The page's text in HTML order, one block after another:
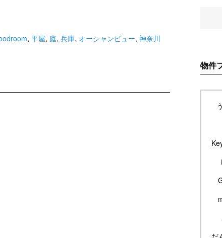
, 平屋, 庭, 兵庫, オーシャンビュー, 神奈川
物件
だ